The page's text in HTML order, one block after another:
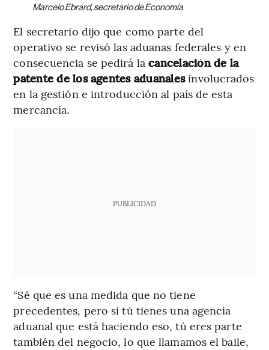
Marcelo Ebrard, secretario de Economía
El secretario dijo que como parte del
operativo se revisó las aduanas federales y en
consecuencia se pedirá lacancelación de la
patente de los agentes aduanalesinvolucrados
en la gestión e introducción al país de esta
mercancía.
PUBLICIDAD
“Sé que es una medida que no tiene
precedentes, pero si tú tienes una agencia
aduanal que está haciendo eso, tú eres parte
también del negocio, lo que llamamos el baile,